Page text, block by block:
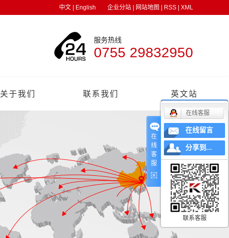
中文 English 企业分站 网站地图 RSS XML
服务热线
0755 29832950
关于我们 联系我们 英文站
在
线
客
服
在线客服
在线留言
分享到...
联系客服